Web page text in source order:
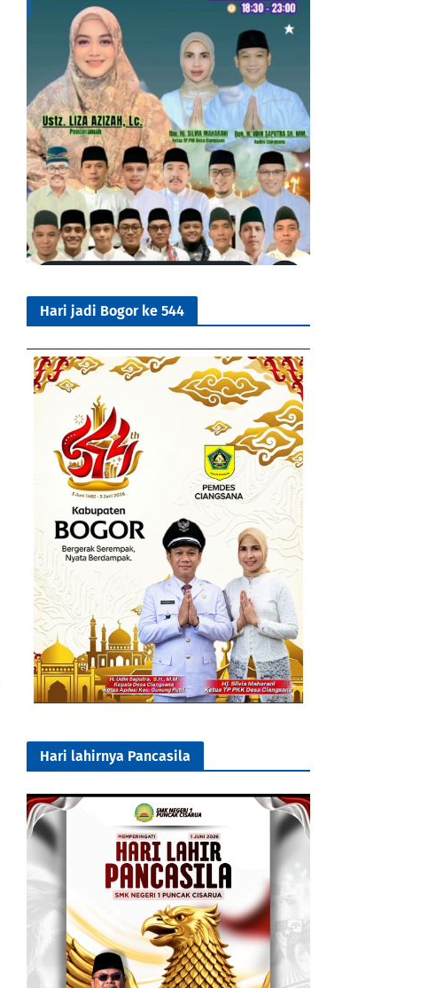
Hari jadi Bogor ke 544
Hari lahirnya Pancasila